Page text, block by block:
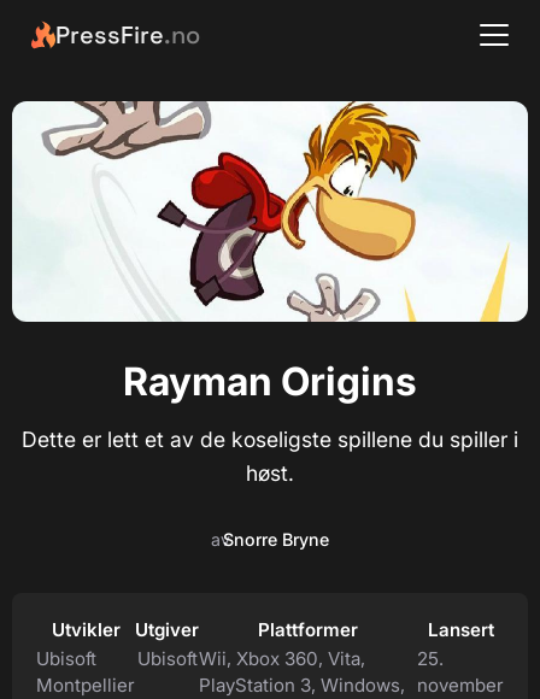
PressFire.no
Rayman Origins
Dette er lett et av de koseligste spillene du spiller i
høst.
avSnorre Bryne
Utvikler
Ubisoft
Montpellier
Utgiver
Ubisoft
Plattformer
Wii, Xbox 360, Vita,
PlayStation 3, Windows,
Lansert
25.
november